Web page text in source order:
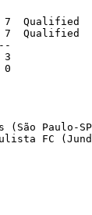
Qualified
Qualified
Paulo-
FC